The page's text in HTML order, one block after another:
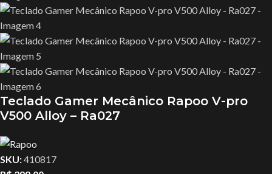
Teclado Gamer Mecânico Rapoo V-pro
V500 Alloy – Ra027
SKU:410817